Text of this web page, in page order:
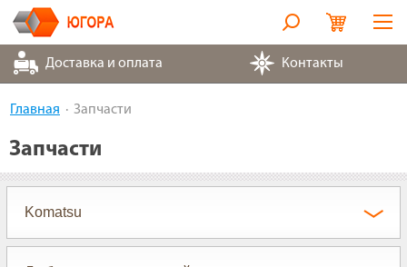
Оборудование
Контакты
Доставка и оплата Контакты
Главная Запчасти
Запчасти